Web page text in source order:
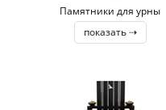
Памятники для урны
показать ⇢